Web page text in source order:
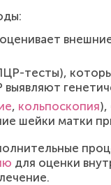
тесты),
, кольпоскопия),
шейки матки
для оценки